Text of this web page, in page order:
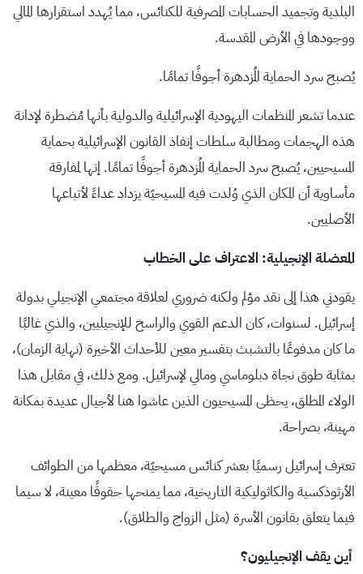
البلدية وتجميد الحسابات المصرفية للكنائس، مما يُهدد استقرارها المالي
ووجودها في الأرض المقدسة.
يُصبح سرد الحماية المُزدهرة أجوفًا تمامًا.
عندما تشعر المنظمات اليهودية الإسرائيلية والدولية بأنها مُضطرة لإدانة
هذه الهجمات ومطالبة سلطات إنفاذ القانون الإسرائيلية بحماية
المسيحيين، يُصبح سرد الحماية المُزدهرة أجوفًا تمامًا. إنها لمفارقة
مأساوية أن المكان الذي وُلدت فيه المسيحيّة يزداد عداءً لأتباعها
الأصليين.
المعضلة الإنجيلية: الاعتراف على الخطاب
يقودني هذا إلى نقد مؤلم ولكنه ضروري لعلاقة مجتمعي الإنجيلي بدولة
إسرائيل. لسنوات، كان الدعم القوي والراسخ للإنجيليين، والذي غالبًا
ما كان مدفوعًا بالتشبث بتفسير معين للأحداث الأخيرة (نهاية الزمان)،
بمثابة طوق نجاة دبلوماسي ومالي لإسرائيل. ومع ذلك، في مقابل هذا
الولاء المطلق، يحظى المسيحيون الذين عاشوا هنا لأجيال عديدة بمكانة
مهينة، بصراحة.
تعترف إسرائيل رسميًا بعشر كنائس مسيحيّة، معظمها من الطوائف
الأرثوذكسية والكاثوليكية التاريخية، مما يمنحها حقوقًا معينة، لا سيما
فيما يتعلق بقانون الأسرة (مثل الزواج والطلاق).
أين يقف الإنجيليون؟